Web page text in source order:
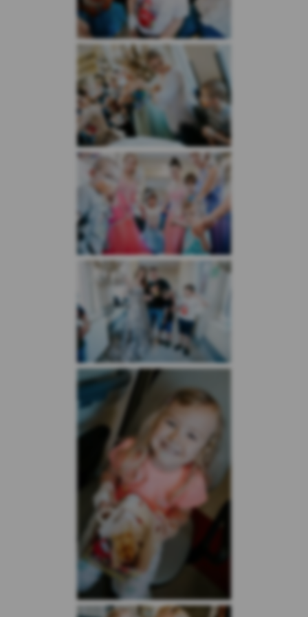
użytkownika w zakresie np. wybranego
języka lub regionu, z którego pochodzi
użytkownik, rozmiaru czcionki, wyglądu
strony internetowej (cookies preferencyjne).
Marketingowe pliki cookie
– służą do
profilowania reklam wyświetlanych w
zewnętrznych serwisach internetowych i na
stronach internetowych Kasy, bazując na
preferencjach użytkowników w zakresie wyboru
usług, z wykorzystaniem danych posiadanych
przez Kasę. Pliki te są wykorzystywane w celu:
Reklam Google – w celu dopasowania do
preferencji użytkowników Kasy. Te cookies
gromadzą jedynie podstawowe informacje o
zachowaniu użytkownika na stronie oraz
jego zainteresowania. Ich celem jest jak
najlepsze dopasowanie wyświetlanych
reklam w wyszukiwarce Google jak również
na innych stronach internetowych do
preferencji użytkownika za pomocą narzędzi
takich jak np. Google Ads i Google Marketing
Platform. Użytkownik w każdej chwili może
zrezygnować z cookies Google lub określić,
czy wyraża zgodę na profilowanie reklam w
Internecie z wykorzystaniem technologii
Google, w ustawieniach reklam
https://adssettings.google.pllink otwiera się
w nowym oknie;
Reklam serwisu społecznościowego
Facebook – w celu śledzenia aktywności
użytkowników portalu Facebook na potrzeby
analizy rynku oraz rozwoju produktów Kasy.
Te cookies pozwalają na dopasowanie
przekazu do konkretnej grupy
użytkowników oraz ocenę skuteczności
kampanii reklamowych prowadzonych na
portalu Facebook. Kasy wykorzystuje pliki